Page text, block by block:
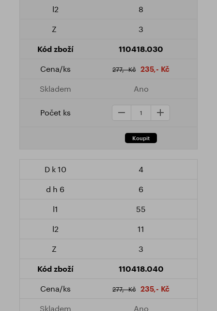
8
3
110418.030
277,- Kč 235,- Kč
Ano
4
6
55
11
3
110418.040
277,- Kč 235,- Kč
Ano